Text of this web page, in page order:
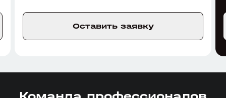
Оставить заявку